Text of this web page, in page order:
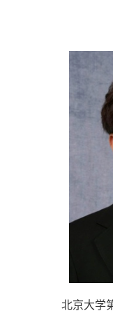
北京大学